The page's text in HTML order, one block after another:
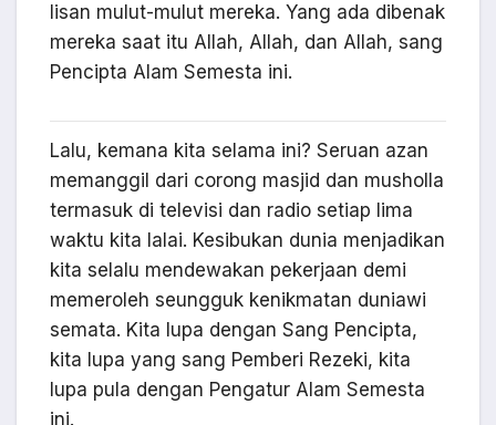
lisan mulut-mulut mereka. Yang ada dibenak
mereka saat itu Allah, Allah, dan Allah, sang
Pencipta Alam Semesta ini.
Lalu, kemana kita selama ini? Seruan azan
memanggil dari corong masjid dan musholla
termasuk di televisi dan radio setiap lima
waktu kita lalai. Kesibukan dunia menjadikan
kita selalu mendewakan pekerjaan demi
memeroleh seungguk kenikmatan duniawi
semata. Kita lupa dengan Sang Pencipta,
kita lupa yang sang Pemberi Rezeki, kita
lupa pula dengan Pengatur Alam Semesta
ini.